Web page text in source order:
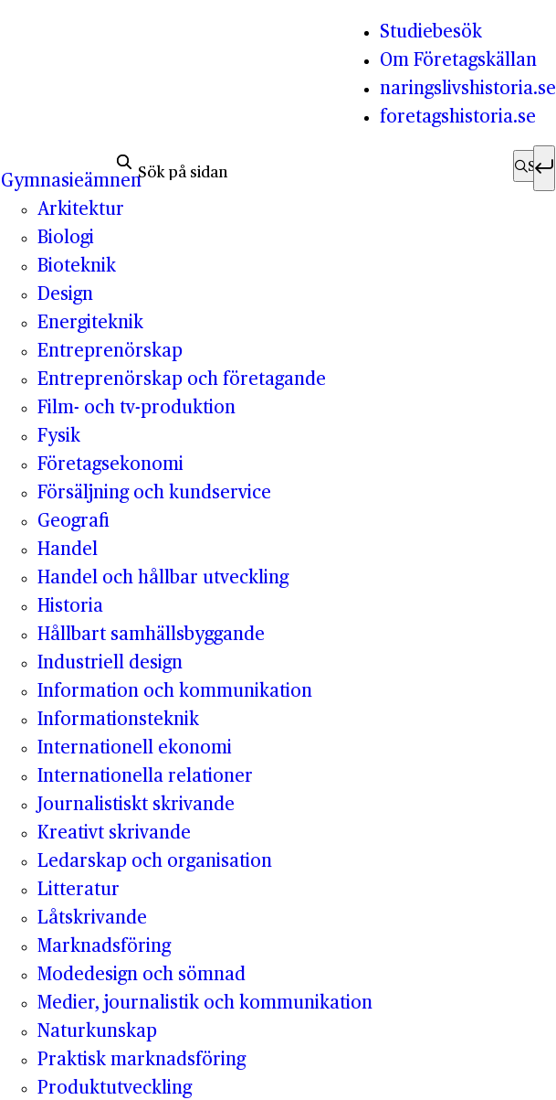
Studiebesök
Om Företagskällan
naringslivshistoria.se
foretagshistoria.se
Gymnasieämnen
Arkitektur
Biologi
Bioteknik
Design
Energiteknik
Entreprenörskap
Entreprenörskap och företagande
Film- och tv-produktion
Fysik
Företagsekonomi
Försäljning och kundservice
Geografi
Handel
Handel och hållbar utveckling
Historia
Hållbart samhällsbyggande
Industriell design
Information och kommunikation
Informationsteknik
Internationell ekonomi
Internationella relationer
Journalistiskt skrivande
Kreativt skrivande
Ledarskap och organisation
Litteratur
Låtskrivande
Marknadsföring
Modedesign och sömnad
Medier, journalistik och kommunikation
Naturkunskap
Praktisk marknadsföring
Produktutveckling
Sök efter: Sök